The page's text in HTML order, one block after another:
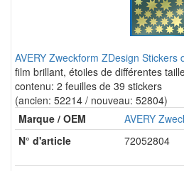
AVERY Zweckform ZDesign Stickers
film brillant, étoiles de différentes
contenu: 2 feuilles de 39 stickers
(ancien: 52214 / nouveau: 52804)
Marque / OEM
AVERY
N° d'article
72052804